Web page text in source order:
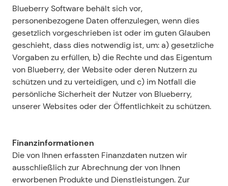
Blueberry Software behält sich vor,
personenbezogene Daten offenzulegen, wenn dies
gesetzlich vorgeschrieben ist oder im guten Glauben
geschieht, dass dies notwendig ist, um: a) gesetzliche
Vorgaben zu erfüllen, b) die Rechte und das Eigentum
von Blueberry, der Website oder deren Nutzern zu
schützen und zu verteidigen, und c) im Notfall die
persönliche Sicherheit der Nutzer von Blueberry,
unserer Websites oder der Öffentlichkeit zu schützen.
Finanzinformationen
Die von Ihnen erfassten Finanzdaten nutzen wir
ausschließlich zur Abrechnung der von Ihnen
erworbenen Produkte und Dienstleistungen. Zur